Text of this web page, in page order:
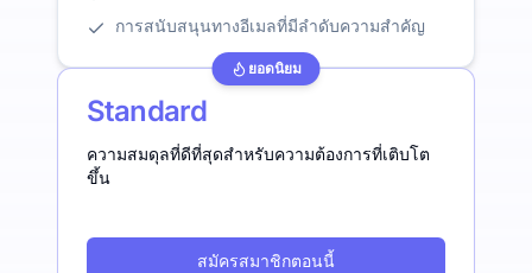
การสนับสนุนทางอีเมลที่มีลำดับความสำคัญ
ยอดนิยม
Standard
ความสมดุลที่ดีที่สุดสำหรับความต้องการที่เติบโต
ขึ้น
สมัครสมาชิกตอนนี้